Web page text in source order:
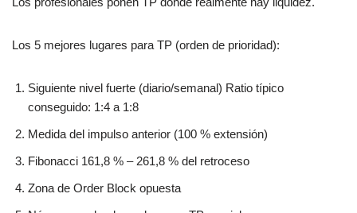
Los 5 mejores lugares para TP (orden de prioridad):
Siguiente nivel fuerte (diario/semanal) Ratio típico
conseguido: 1:4 a 1:8
Medida del impulso anterior (100 % extensión)
Fibonacci 161,8 % – 261,8 % del retroceso
Zona de Order Block opuesta